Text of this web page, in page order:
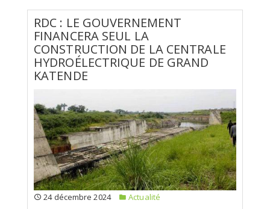
RDC : LE GOUVERNEMENT
FINANCERA SEUL LA
CONSTRUCTION DE LA CENTRALE
HYDROÉLECTRIQUE DE GRAND
KATENDE
24 décembre 2024
Actualité